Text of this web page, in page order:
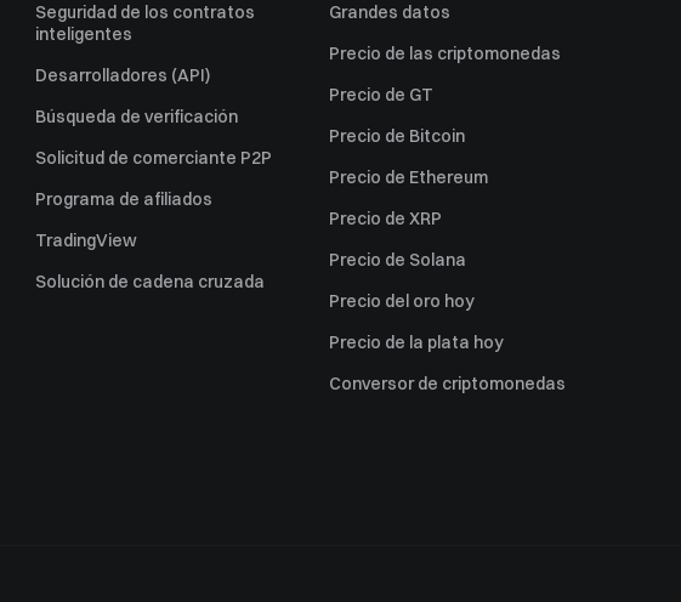
Seguridad de los contratos
inteligentes
Desarrolladores (API)
Búsqueda de verificación
Solicitud de comerciante P2P
Programa de afiliados
TradingView
Solución de cadena cruzada
Grandes datos
Precio de las criptomonedas
Precio de GT
Precio de Bitcoin
Precio de Ethereum
Precio de XRP
Precio de Solana
Precio del oro hoy
Precio de la plata hoy
Conversor de criptomonedas